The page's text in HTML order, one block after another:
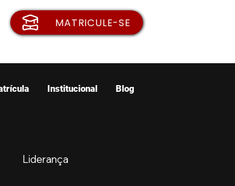
MATRICULE-SE
Institucional Blog
Liderança